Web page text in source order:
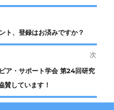
ト、登録はお済みですか？
次
ア・サポート学会 第24回研究
賛しています！